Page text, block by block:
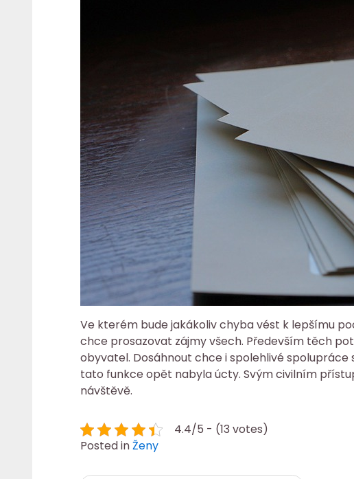
Ve kterém bude jakákoliv chyba vést k lepšímu
chce prosazovat zájmy všech. Především těch
obyvatel. Dosáhnout chce i spolehlivé
tato funkce opět nabyla úcty. Svým civilním
návštěvě.
4.4/5 - (13 votes)
Posted inŽeny